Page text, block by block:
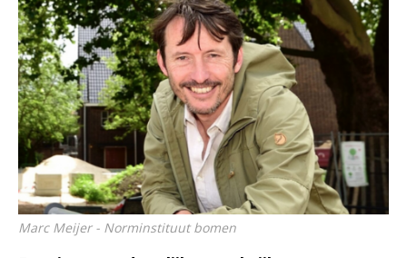
Marc Meijer - Norminstituut bomen